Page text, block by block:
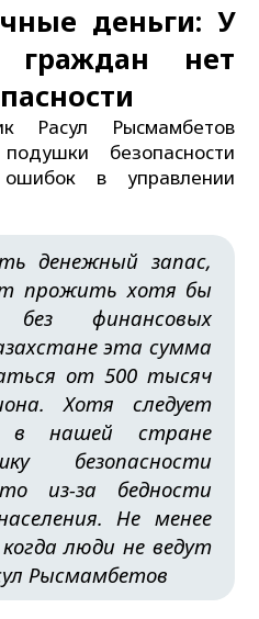
деньги: У
граждан нет
Расул Рысмамбетов
безопасности
в управлении
денежный запас,
прожить хотя бы
финансовых
эта сумма
от 500 тысяч
Хотя следует
в нашей стране
безопасности
из-за бедности
Не менее
люди не ведут
Рысмамбетов